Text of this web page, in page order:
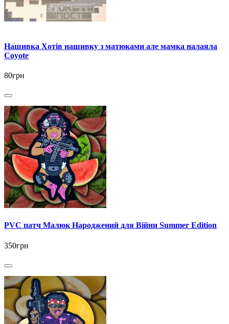
Нашивка Хотів нашивку з матюками але мамка налаяла
Coyote
80грн
PVC патч Малюк Народжений для Війни Summer Edition
350грн